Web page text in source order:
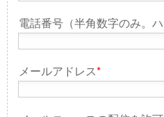
電話番号（半角数字のみ。ハ
メールアドレス*